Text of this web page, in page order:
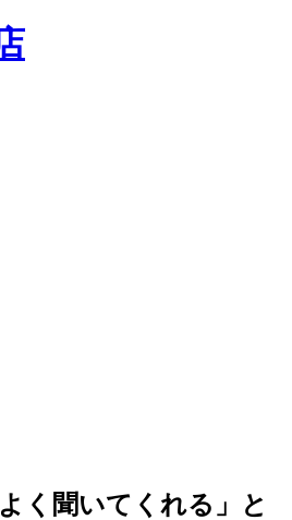
く聞いてくれる」と